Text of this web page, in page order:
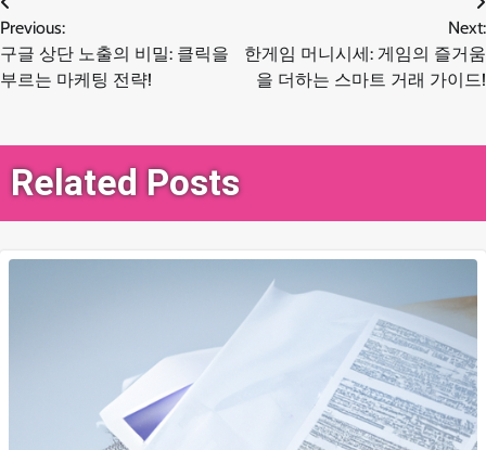
글
탐
Previous:
구글 상단 노출의 비밀: 클릭을
부르는 마케팅 전략!
Next:
한게임 머니시세: 게임의 즐거움
을 더하는 스마트 거래 가이드!
Related Posts